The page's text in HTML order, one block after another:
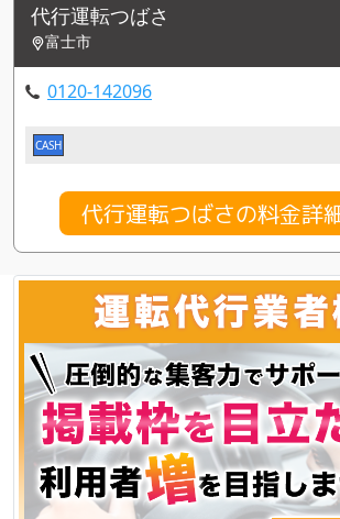
代行運転つばさ
富士市
0120-142096
CASH
代行運転つばさの料金詳